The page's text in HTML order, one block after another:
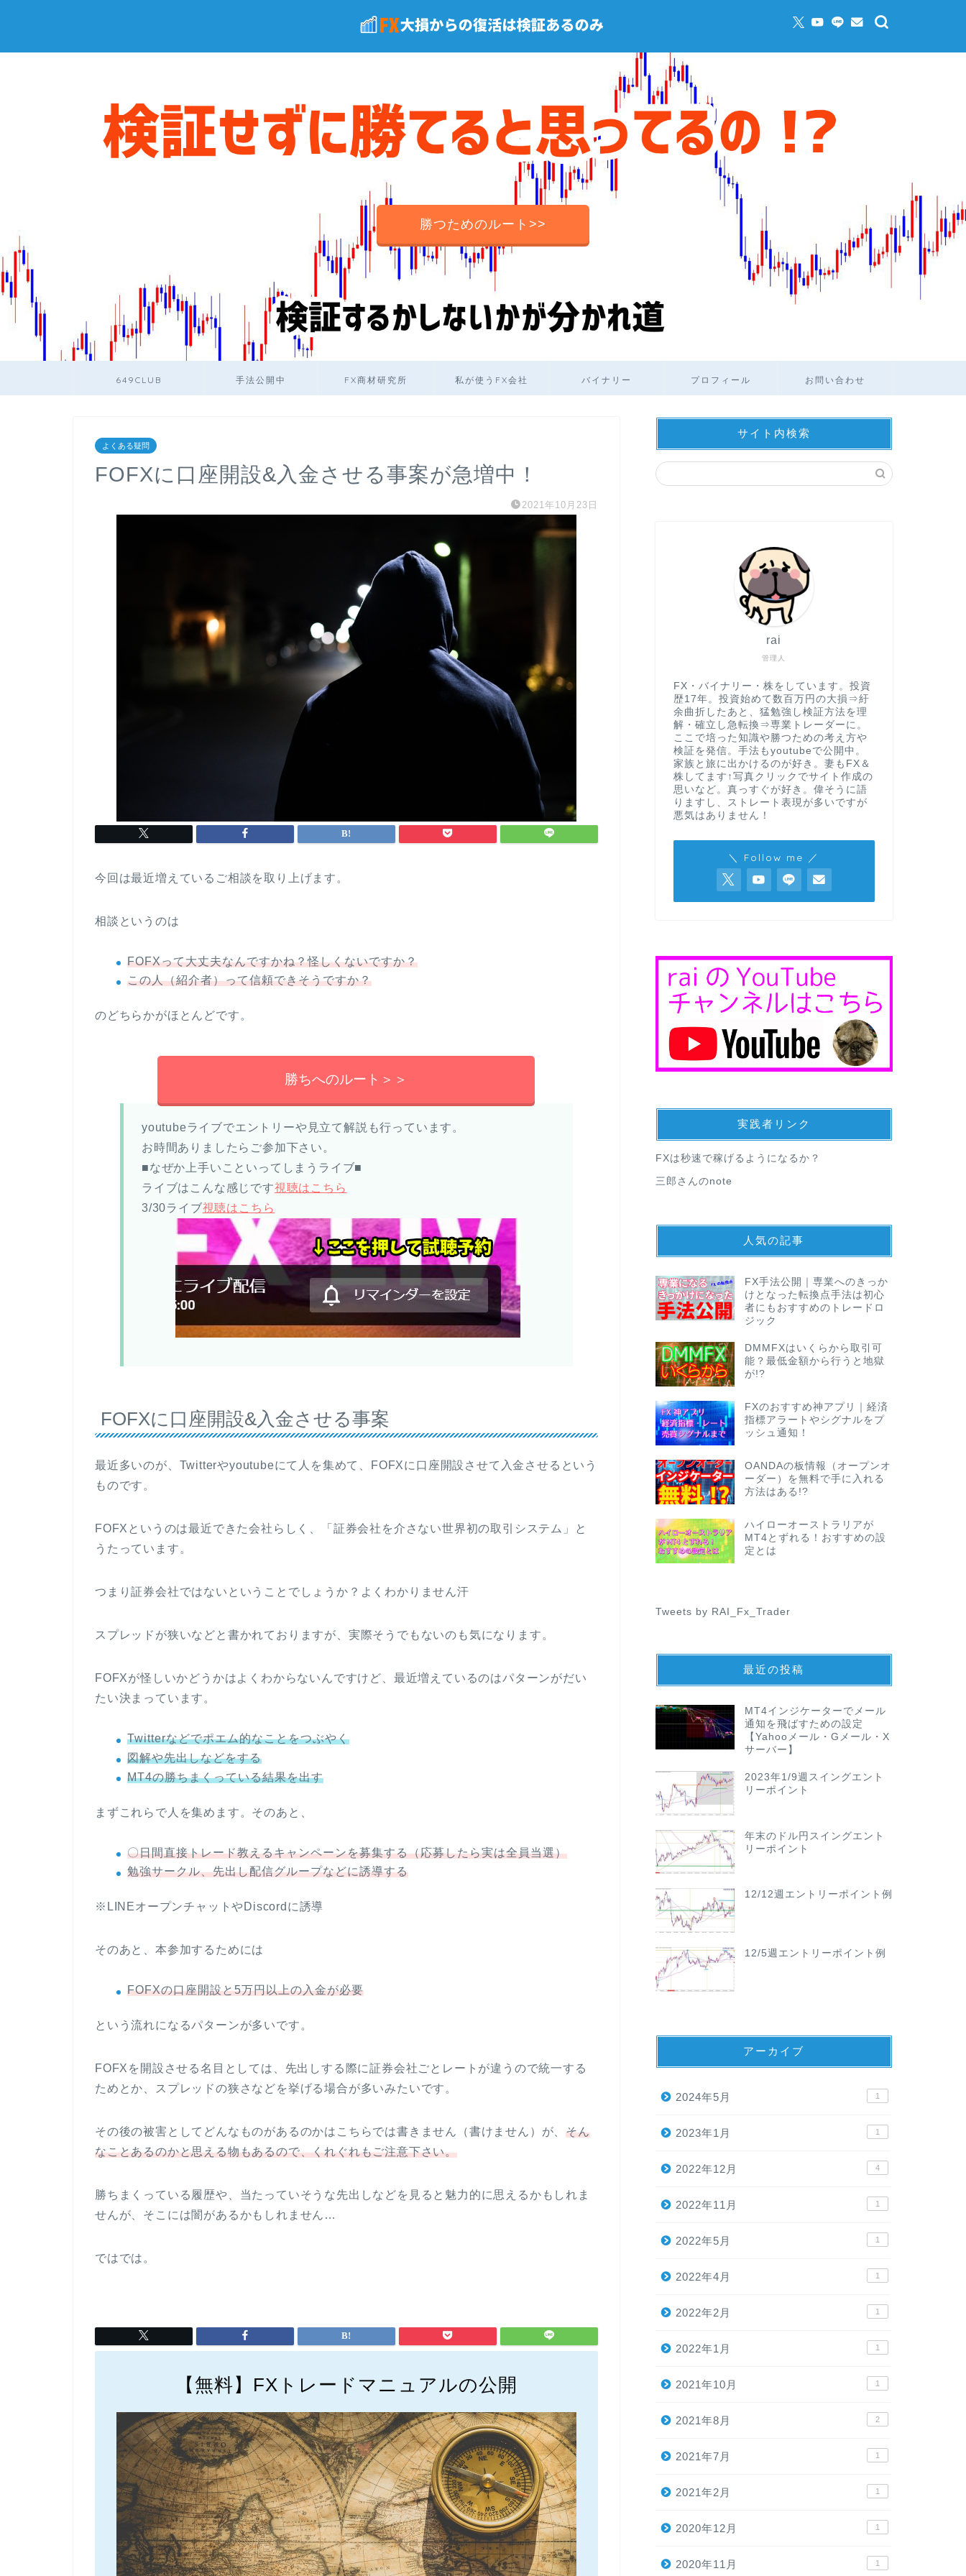
勝つためのルート>>
649CLUB 手法公開中 FX商材研究所 私が使うFX会社 バイナリー プロフィール お問い合わせ
よくある疑問
FOFXに口座開設&入金させる事案が急増中！
2021年10月23日
今回は最近増えているご相談を取り上げます。
相談というのは
FOFXって大丈夫なんですかね？怪しくないですか？
この人（紹介者）って信頼できそうですか？
のどちらかがほとんどです。
勝ちへのルート＞＞
youtubeライブでエントリーや見立て解説も行っています。
お時間ありましたらご参加下さい。
■なぜか上手いこといってしまうライブ■
ライブはこんな感じです視聴はこちら
3/30ライブ視聴はこちら
FOFXに口座開設&入金させる事案
最近多いのが、Twitterやyoutubeにて人を集めて、FOFXに口座開設させて入金させるという
ものです。
FOFXというのは最近できた会社らしく、「証券会社を介さない世界初の取引システム」と
うたっています。
つまり証券会社ではないということでしょうか？よくわかりません汗
スプレッドが狭いなどと書かれておりますが、実際そうでもないのも気になります。
FOFXが怪しいかどうかはよくわからないんですけど、最近増えているのはパターンがだい
たい決まっています。
Twitterなどでポエム的なことをつぶやく
図解や先出しなどをする
MT4の勝ちまくっている結果を出す
まずこれらで人を集めます。そのあと、
〇日間直接トレード教えるキャンペーンを募集する（応募したら実は全員当選）
勉強サークル、先出し配信グループなどに誘導する
※LINEオープンチャットやDiscordに誘導
そのあと、本参加するためには
FOFXの口座開設と5万円以上の入金が必要
という流れになるパターンが多いです。
FOFXを開設させる名目としては、先出しする際に証券会社ごとレートが違うので統一する
ためとか、スプレッドの狭さなどを挙げる場合が多いみたいです。
その後の被害としてどんなものがあるのかはこちらでは書きません（書けません）が、そん
なことあるのかと思える物もあるので、くれぐれもご注意下さい。
勝ちまくっている履歴や、当たっていそうな先出しなどを見ると魅力的に思えるかもしれま
せんが、そこには闇があるかもしれません…
ではでは。
【無料】FXトレードマニュアルの公開
サイト内検索
管理人
rai
FX・バイナリー・株をしています。投資
歴17年。投資始めて数百万円の大損⇒紆
余曲折したあと、猛勉強し検証方法を理
解・確立し急転換⇒専業トレーダーに。
ここで培った知識や勝つための考え方や
検証を発信。手法もyoutubeで公開中。
家族と旅に出かけるのが好き。妻もFX＆
株してます↑写真クリックでサイト作成の
思いなど。真っすぐが好き。偉そうに語
りますし、ストレート表現が多いですが
悪気はありません！
＼ Follow me ／
実践者リンク
FXは秒速で稼げるようになるか？
三郎さんのnote
人気の記事
FX手法公開｜専業へのきっか
けとなった転換点手法は初心
者にもおすすめのトレードロ
ジック
DMMFXはいくらから取引可
能？最低金額から行うと地獄
が!?
FXのおすすめ神アプリ｜経済
指標アラートやシグナルをプ
ッシュ通知！
OANDAの板情報（オープンオ
ーダー）を無料で手に入れる
方法はある!?
ハイローオーストラリアが
MT4とずれる！おすすめの設
定とは
Tweets by RAI_Fx_Trader
最近の投稿
MT4インジケーターでメール
通知を飛ばすための設定
【Yahooメール・Gメール・X
サーバー】
2023年1/9週スイングエント
リーポイント
年末のドル円スイングエント
リーポイント
12/12週エントリーポイント例
12/5週エントリーポイント例
アーカイブ
2024年5月 1
2023年1月 1
2022年12月 4
2022年11月 1
2022年5月 1
2022年4月 1
2022年2月 1
2022年1月 1
2021年10月 1
2021年8月 2
2021年7月 1
2021年2月 1
2020年12月 1
2020年11月 1